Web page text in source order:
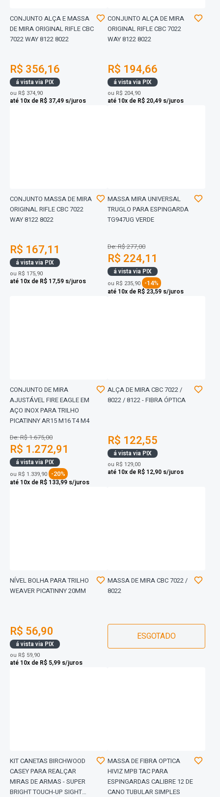
CONJUNTO ALÇA E MASSA
DE MIRA ORIGINAL RIFLE CBC
7022 WAY 8122 8022
R$ 356,16
á vista via PIX
ou R$ 374,90
até 10x de R$ 37,49 s/juros
CONJUNTO ALÇA DE MIRA
ORIGINAL RIFLE CBC 7022
WAY 8122 8022
R$ 194,66
á vista via PIX
ou R$ 204,90
até 10x de R$ 20,49 s/juros
CONJUNTO MASSA DE MIRA
ORIGINAL RIFLE CBC 7022
WAY 8122 8022
R$ 167,11
á vista via PIX
ou R$ 175,90
até 10x de R$ 17,59 s/juros
MASSA MIRA UNIVERSAL
TRUGLO PARA ESPINGARDA
TG947UG VERDE
De: R$ 277,00
R$ 224,11
á vista via PIX
ou R$ 235,90 -14%
até 10x de R$ 23,59 s/juros
CONJUNTO DE MIRA
AJUSTÁVEL FIRE EAGLE EM
AÇO INOX PARA TRILHO
PICATINNY AR15 M16 T4 M4
De: R$ 1.675,00
R$ 1.272,91
á vista via PIX
ou R$ 1.339,90 -20%
até 10x de R$ 133,99 s/juros
ALÇA DE MIRA CBC 7022 /
8022 / 8122 - FIBRA ÓPTICA
R$ 122,55
á vista via PIX
ou R$ 129,00
até 10x de R$ 12,90 s/juros
NÍVEL BOLHA PARA TRILHO
WEAVER PICATINNY 20MM
R$ 56,90
á vista via PIX
ou R$ 59,90
até 10x de R$ 5,99 s/juros
MASSA DE MIRA CBC 7022 /
8022
ESGOTADO
KIT CANETAS BIRCHWOOD
CASEY PARA REALÇAR
MIRAS DE ARMAS - SUPER
BRIGHT TOUCH-UP SIGHT
MASSA DE FIBRA OPTICA
HIVIZ MPB TAC PARA
ESPINGARDAS CALIBRE 12 DE
CANO TUBULAR SIMPLES